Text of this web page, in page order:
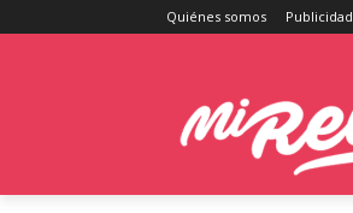
Quiénes somos Publicidad